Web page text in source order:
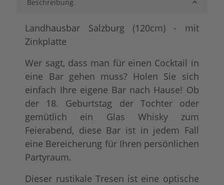
lackiert
+ 34,00 € shabby chic /
Konfigurator alles frei wählbar
+ 82,00 €
Beschreibung
Landhausbar Salzburg (120cm) - mit
Zinkplatte
Wer sagt, dass man für einen Cocktail in
eine Bar gehen muss? Holen Sie sich
einfach Ihre eigene Bar nach Hause! Ob
der 18. Geburtstag der Tochter oder
gemütlich ein Glas Whisky zum
Feierabend, diese Bar ist in jedem Fall
eine Bereicherung für Ihren persönlichen
Partyraum.
Dieser rustikale Tresen ist eine optische